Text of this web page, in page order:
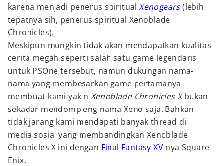
karena menjadi penerus spiritualXenogears (lebih
tepatnya sih, penerus spiritual Xenoblade
Chronicles).
Meskipun mungkin tidak akan mendapatkan kualitas
cerita megah seperti salah satu game legendaris
untuk PSOne tersebut, namun dukungan nama-
nama yang membesarkan game pertamanya
membuat kami yakin Xenoblade Chronicles Xbukan
sekadar mendompleng nama Xeno saja. Bahkan
tidak jarang kami mendapati banyak thread di
media sosial yang membandingkan Xenoblade
Chronicles X ini dengan Final Fantasy XV-nya Square
Enix.